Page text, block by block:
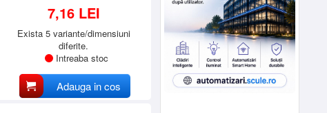
7,16 LEI
Exista 5 variante/dimensiuni
diferite.
Intreaba stoc
Adauga in cos